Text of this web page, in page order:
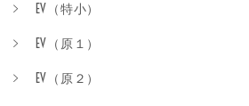
EV（特小）
EV（原１）
EV（原２）